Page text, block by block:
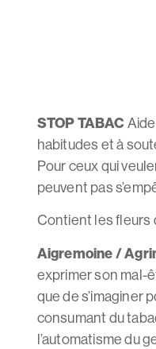
STOP TABAC
habitudes et à
Pour ceux qui
peuvent pas
Contient les fleurs
Aigremoine /
exprimer son mal-
que de s’imaginer
consumant du
l’automatisme du